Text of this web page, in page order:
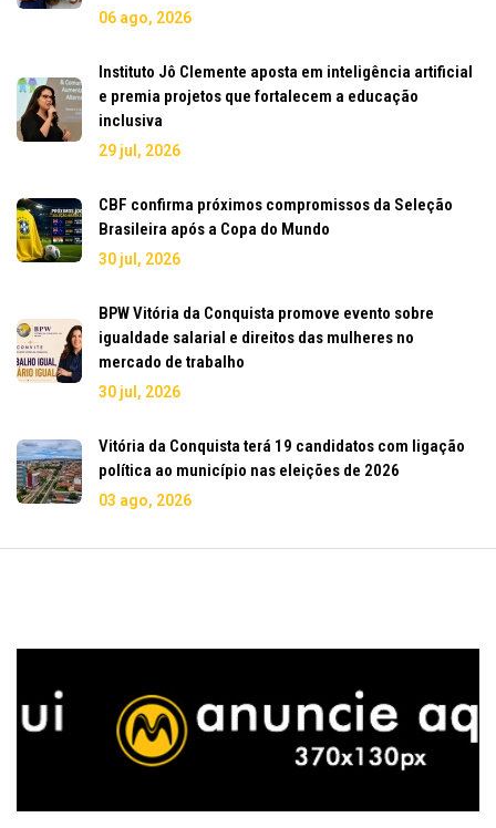
06 ago, 2026
Instituto Jô Clemente aposta em inteligência artificial
e premia projetos que fortalecem a educação
inclusiva
29 jul, 2026
CBF confirma próximos compromissos da Seleção
Brasileira após a Copa do Mundo
30 jul, 2026
BPW Vitória da Conquista promove evento sobre
igualdade salarial e direitos das mulheres no
mercado de trabalho
30 jul, 2026
Vitória da Conquista terá 19 candidatos com ligação
política ao município nas eleições de 2026
03 ago, 2026